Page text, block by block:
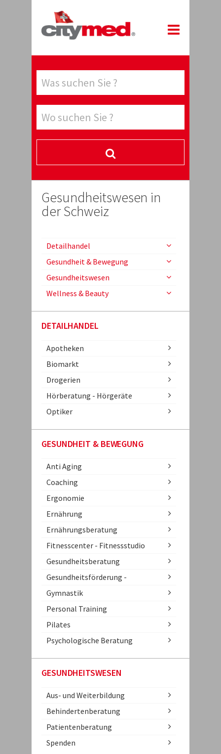
Gesundheitswesen in
der Schweiz
Detailhandel
Gesundheit & Bewegung
Gesundheitswesen
Wellness & Beauty
DETAILHANDEL
Apotheken
Biomarkt
Drogerien
Hörberatung - Hörgeräte
Optiker
GESUNDHEIT & BEWEGUNG
Anti Aging
Coaching
Ergonomie
Ernährung
Ernährungsberatung
Fitnesscenter - Fitnessstudio
Gesundheitsberatung
Gesundheitsförderung -
Gymnastik
Personal Training
Pilates
Psychologische Beratung
GESUNDHEITSWESEN
Aus- und Weiterbildung
Behindertenberatung
Patientenberatung
Spenden